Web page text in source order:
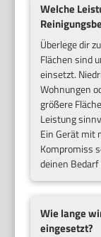
Welche
Überlege dir
Flächen sind
einsetzt.
Wohnungen
größere
Leistung
Ein Gerät mit
Kompromiss
deinen
Wie lange
eingesetzt?